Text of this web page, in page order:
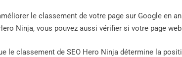
le classement de votre page sur Google en
Hero Ninja, vous pouvez aussi vérifier si votre page
le classement de SEO Hero Ninja détermine la